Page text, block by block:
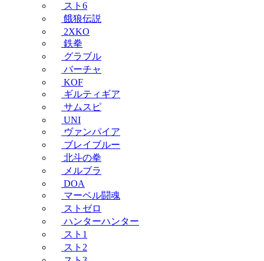
スト6
餓狼伝説
2XKO
鉄拳
グラブル
バーチャ
KOF
ギルティギア
サムスピ
UNI
ヴァンパイア
ブレイブルー
北斗の拳
メルブラ
DOA
マーベル闘魂
ストゼロ
ハンターハンター
スト1
スト2